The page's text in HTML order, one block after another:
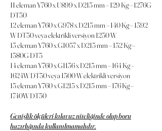
11 eleman Y760 x U899 x D215 mm – 129 Kg – 1276G
DT50
12 eleman Y760 x G978 x D215 mm – 140 Kg – 1392
W DT50 veya elektrikli versiyon 1250 W
13 eleman Y760 x G1057 x D215 mm – 152 Kg –
1580G DT5
14 eleman Y760 x G1136 x D215 mm – 164 Kg –
1624W DT50 veya 1500 W elektrikli versiyon
15 eleman Y760 x G1215 x D215 mm – 176 Kg –
1740W DT50
Genişlik ölçüleri kılavuz niteliğinde olup boru
hazırlığında kullanılmamalıdır.